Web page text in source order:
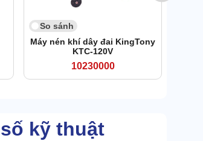
So sánh
Máy nén khí dây đai KingTony
KTC-120V
10230000
kỹ thuật